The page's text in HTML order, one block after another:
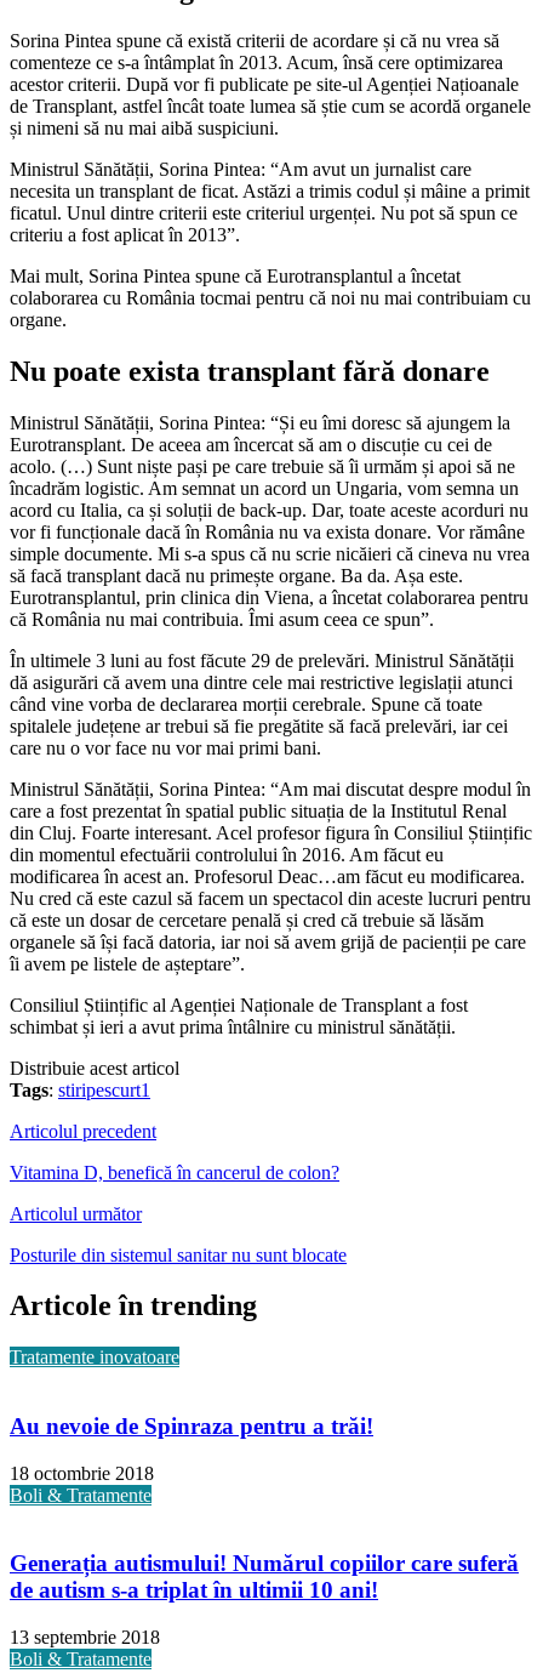
Sorina Pintea spune că există criterii de acordare și că nu vrea să
comenteze ce s-a întâmplat în 2013. Acum, însă cere optimizarea
acestor criterii. După vor fi publicate pe site-ul Agenției Națioanale
de Transplant, astfel încât toate lumea să știe cum se acordă organele
și nimeni să nu mai aibă suspiciuni.
Ministrul Sănătății, Sorina Pintea: “Am avut un jurnalist care
necesita un transplant de ficat. Astăzi a trimis codul și mâine a primit
ficatul. Unul dintre criterii este criteriul urgenței. Nu pot să spun ce
criteriu a fost aplicat în 2013”.
Mai mult, Sorina Pintea spune că Eurotransplantul a încetat
colaborarea cu România tocmai pentru că noi nu mai contribuiam cu
organe.
Nu poate exista transplant fără donare
Ministrul Sănătății, Sorina Pintea: “Și eu îmi doresc să ajungem la
Eurotransplant. De aceea am încercat să am o discuție cu cei de
acolo. (…) Sunt niște pași pe care trebuie să îi urmăm și apoi să ne
încadrăm logistic. Am semnat un acord un Ungaria, vom semna un
acord cu Italia, ca și soluții de back-up. Dar, toate aceste acorduri nu
vor fi funcționale dacă în România nu va exista donare. Vor rămâne
simple documente. Mi s-a spus că nu scrie nicăieri că cineva nu vrea
să facă transplant dacă nu primește organe. Ba da. Așa este.
Eurotransplantul, prin clinica din Viena, a încetat colaborarea pentru
că România nu mai contribuia. Îmi asum ceea ce spun”.
În ultimele 3 luni au fost făcute 29 de prelevări. Ministrul Sănătății
dă asigurări că avem una dintre cele mai restrictive legislații atunci
când vine vorba de declararea morții cerebrale. Spune că toate
spitalele județene ar trebui să fie pregătite să facă prelevări, iar cei
care nu o vor face nu vor mai primi bani.
Ministrul Sănătății, Sorina Pintea: “Am mai discutat despre modul în
care a fost prezentat în spatial public situația de la Institutul Renal
din Cluj. Foarte interesant. Acel profesor figura în Consiliul Științific
din momentul efectuării controlului în 2016. Am făcut eu
modificarea în acest an. Profesorul Deac…am făcut eu modificarea.
Nu cred că este cazul să facem un spectacol din aceste lucruri pentru
că este un dosar de cercetare penală și cred că trebuie să lăsăm
organele să își facă datoria, iar noi să avem grijă de pacienții pe care
îi avem pe listele de așteptare”.
Consiliul Științific al Agenției Naționale de Transplant a fost
schimbat și ieri a avut prima întâlnire cu ministrul sănătății.
Distribuie acest articol
Tags: stiripescurt1
Articolul precedent
Vitamina D, benefică în cancerul de colon?
Articolul următor
Posturile din sistemul sanitar nu sunt blocate
Articole în trending
Tratamente inovatoare
Au nevoie de Spinraza pentru a trăi!
18 octombrie 2018
Boli & Tratamente
Generația autismului! Numărul copiilor care suferă
de autism s-a triplat în ultimii 10 ani!
13 septembrie 2018
Boli & Tratamente